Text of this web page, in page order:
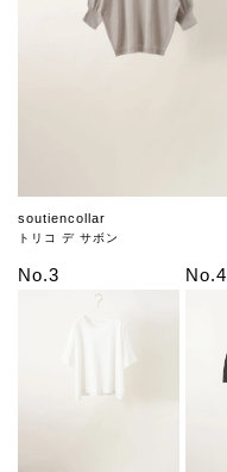
soutiencollar
トリコ デ サボン
No.3 No.4